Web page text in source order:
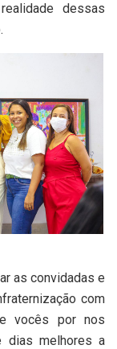
dessas
as convidadas e
com
vocês por nos
dias melhores a